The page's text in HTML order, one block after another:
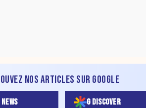
NOS ARTICLES SUR GOOGLE
G DISCOVER